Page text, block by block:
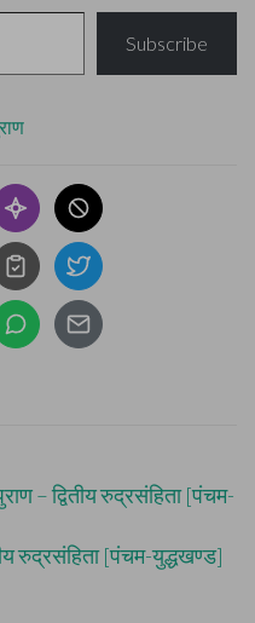
Subscribe
– द्वितीय रुद्रसंहिता [पंचम-
रुद्रसंहिता [पंचम-युद्धखण्ड]